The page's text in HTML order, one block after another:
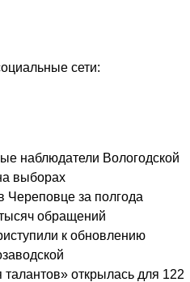
сети:
наблюдатели Вологодской
выборах
за полгода
обращений
к обновлению
талантов» открылась для 122